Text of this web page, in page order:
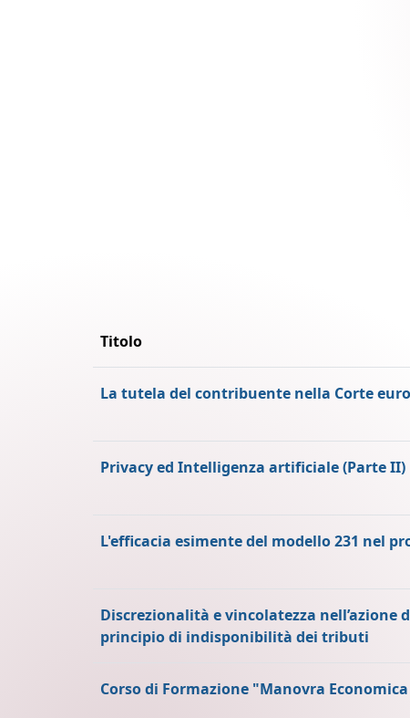
Titolo
La tutela del contribuente nella Corte
Privacy ed Intelligenza artificiale (Parte II)
L'efficacia esimente del modello 231 nel
Discrezionalità e vincolatezza
principio di indisponibilità dei tributi
Corso di Formazione "Manovra